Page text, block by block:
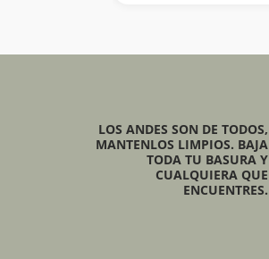
LOS ANDES SON DE TODOS,
MANTENLOS LIMPIOS. BAJA
TODA TU BASURA Y
CUALQUIERA QUE
ENCUENTRES.